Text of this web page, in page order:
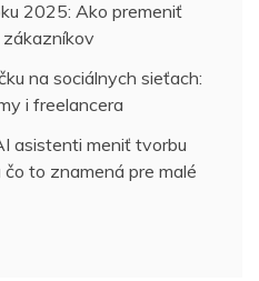
2025: Ako premeniť
na sociálnych sieťach:
i freelancera
asistenti meniť tvorbu
to znamená pre malé